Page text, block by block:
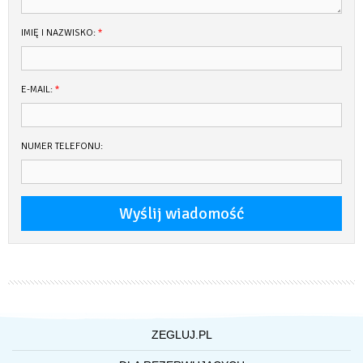
IMIĘ I NAZWISKO: *
E-MAIL: *
NUMER TELEFONU:
ZEGLUJ.PL